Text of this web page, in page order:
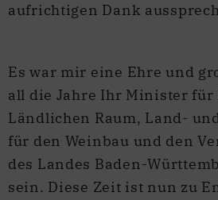
aufrichtigen Dank
Es war mir eine Ehre und
all die Jahre Ihr Minister für
Ländlichen Raum, Land-
für den Weinbau und den
des Landes Baden-
sein. Diese Zeit ist nun zu